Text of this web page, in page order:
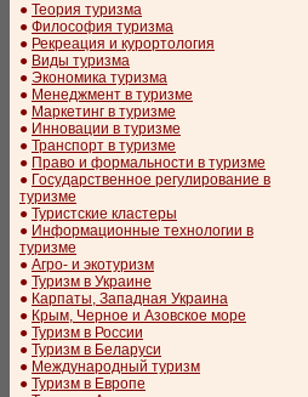
● Теория туризма
● Философия туризма
● Рекреация и курортология
● Виды туризма
● Экономика туризма
● Менеджмент в туризме
● Маркетинг в туризме
● Инновации в туризме
● Транспорт в туризме
● Право и формальности в туризме
● Государственное регулирование в
туризме
● Туристские кластеры
● Информационные технологии в
туризме
● Агро- и экотуризм
● Туризм в Украине
● Карпаты, Западная Украина
● Крым, Черное и Азовское море
● Туризм в России
● Туризм в Беларуси
● Международный туризм
● Туризм в Европе